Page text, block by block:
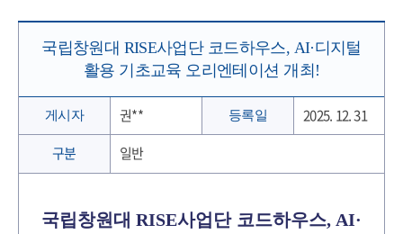
국립창원대 RISE사업단 코드하우스, AI·디지털
활용 기초교육 오리엔테이션 개최!
게시자 권** 등록일
2025. 12. 31
구분
일반
국립창원대RISE사업단 코드하우스, AI·